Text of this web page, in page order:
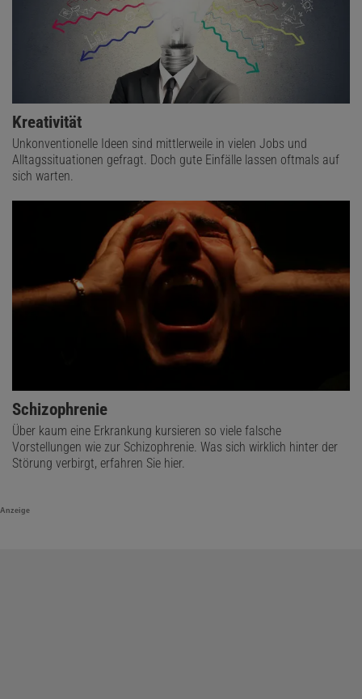
Kreativität
Unkonventionelle Ideen sind mittlerweile in vielen Jobs und
Alltagssituationen gefragt. Doch gute Einfälle lassen oftmals auf
sich warten.
Schizophrenie
Über kaum eine Erkrankung kursieren so viele falsche
Vorstellungen wie zur Schizophrenie. Was sich wirklich hinter der
Störung verbirgt, erfahren Sie hier.
Anzeige